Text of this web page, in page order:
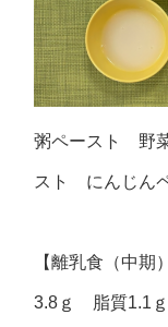
粥ペースト 野
スト にんじん
【離乳食（中
3.8ｇ 脂質1.1ｇ